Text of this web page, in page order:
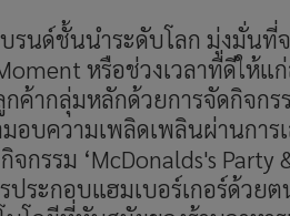
รนด์ชั้นนำระดับโลก มุ่งมั่นที่
หรือช่วงเวลาที่ดีให้แ
ค้ากลุ่มหลักด้วยการจัดกิจกร
บความเพลิดเพลินผ่านกา
จกรรม ‘McDonalds's Party
ระกอบแฮมเบอร์เกอร์ด้วยต